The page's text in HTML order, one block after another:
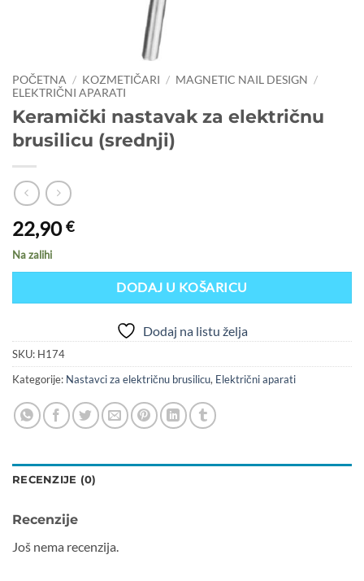
POČETNA / KOZMETIČARI / MAGNETIC NAIL DESIGN /
ELEKTRIČNI APARATI
Keramički nastavak za električnu
brusilicu (srednji)
22,90€
Na zalihi
DODAJ U KOŠARICU
Dodaj na listu želja
SKU: H174
Kategorije: Nastavci za električnu brusilicu, Električni aparati
RECENZIJE (0)
Recenzije
Još nema recenzija.